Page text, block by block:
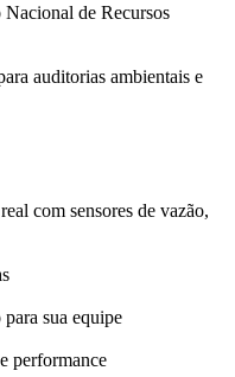
de Recursos
auditorias ambientais e
com sensores de vazão,
sua equipe
performance